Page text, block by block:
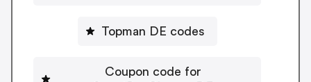
Topman DE codes
Coupon code for